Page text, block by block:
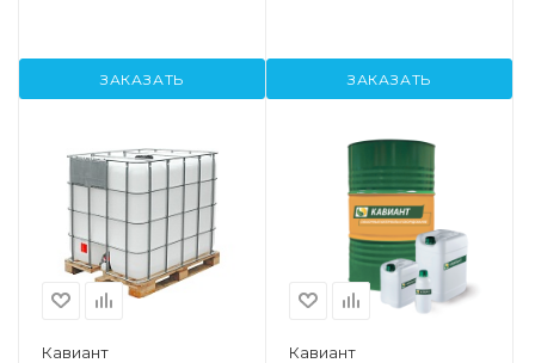
ЗАКАЗАТЬ ЗАКАЗАТЬ
Кавиант
Кавиант